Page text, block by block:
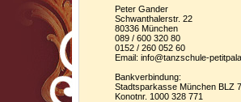
Peter Gander
Schwanthalerstr. 22
80336 München
089 / 600 320 80
0152 / 260 052 60
Email: info@tanzschule-
Bankverbindung:
Stadtsparkasse München BLZ
Konotnr. 1000 328 771